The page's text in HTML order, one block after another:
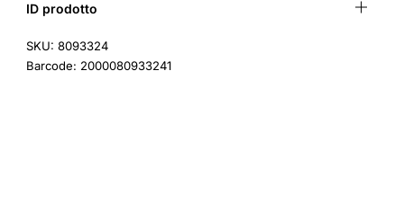
ID prodotto
SKU: 8093324
Barcode: 2000080933241